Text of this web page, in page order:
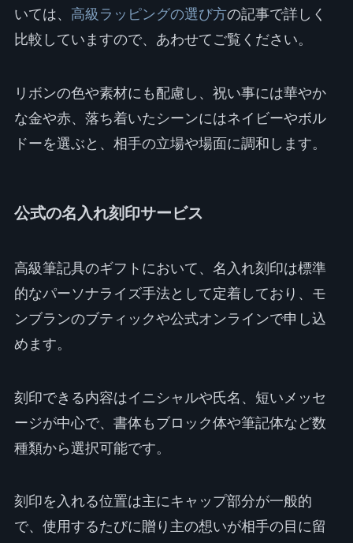
いては、 高級ラッピングの選び方の記事で詳しく
比較していますので、あわせてご覧ください。
リボンの色や素材にも配慮し、祝い事には華やか
な金や赤、落ち着いたシーンにはネイビーやボル
ドーを選ぶと、相手の立場や場面に調和します。
公式の名入れ刻印サービス
高級筆記具のギフトにおいて、名入れ刻印は標準
的なパーソナライズ手法として定着しており、モ
ンブランのブティックや公式オンラインで申し込
めます。
刻印できる内容はイニシャルや氏名、短いメッセ
ージが中心で、書体もブロック体や筆記体など数
種類から選択可能です。
刻印を入れる位置は主にキャップ部分が一般的
で、使用するたびに贈り主の想いが相手の目に留